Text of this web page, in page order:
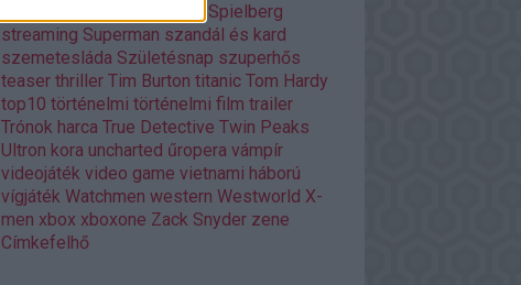
Steven Spielberg
streaming Superman szandál és kard
szemetesláda Születésnap szuperhős
teaser thriller Tim Burton titanic Tom Hardy
top10 történelmi történelmi film trailer
Trónok harca True Detective Twin Peaks
Ultron kora uncharted űropera vámpír
videojáték video game vietnami háború
vígjáték Watchmen western Westworld X-
men xbox xboxone Zack Snyder zene
Címkefelhő